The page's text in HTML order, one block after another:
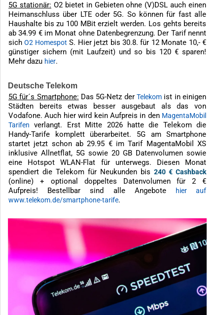
5G stationär: O2 bietet in Gebieten ohne (V)DSL auch einen
Heimanschluss über LTE oder 5G. So können für fast alle
Haushalte bis zu 100 MBit erzielt werden. Los gehts bereits
ab 34.99 € im Monat ohne Datenbegrenzung. Der Tarif nennt
sichO2 Homespot S. Hier jetzt bis 30.8. für 12 Monate 10,- €
günstiger sichern (mit Laufzeit) und so bis 120 € sparen!
Mehr dazu hier.
Deutsche Telekom
5G für´s Smartphone: Das 5G-Netz derTelekom ist in einigen
Städten bereits etwas besser ausgebaut als das von
Vodafone. Auch hier wird kein Aufpreis in den MagentaMobil
Tarifen
verlangt. Erst Mitte 2026 hatte die Telekom die
Handy-Tarife komplett überarbeitet. 5G am Smartphone
startet jetzt schon ab 29.95 € im Tarif MagentaMobil XS
inklusive Allnetflat, 5G sowie 20 GB Datenvolumen sowie
eine Hotspot WLAN-Flat für unterwegs. Diesen Monat
spendiert die Telekom für Neukunden bis240 € Cashback
(online) + optional doppeltes Datenvolumen für 2 €
Aufpreis! Bestellbar sind alle Angebote
hier auf
www.telekom.de/smartphone-tarife.